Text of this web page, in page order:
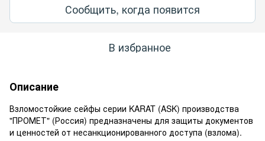
Сообщить, когда появится
В избранное
Описание
Взломостойкие сейфы серии KARAT (ASK) производства
"ПРОМЕТ" (Россия) предназначены для защиты документов
и ценностей от несанкционированного доступа (взлома).